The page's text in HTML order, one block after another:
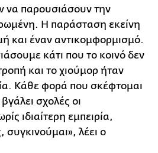
να παρουσιάσουν την
Η παράσταση εκείνη
και έναν αντικομφορμισμό.
κάτι που το κοινό δεν
και το χιούμορ ήταν
Κάθε φορά που σκέφτομαι
σχολές οι
ιδιαίτερη εμπειρία,
συγκινούμαι», λέει ο